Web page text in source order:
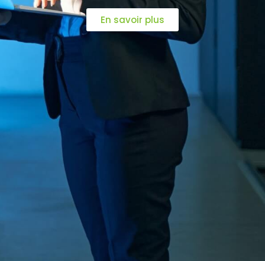
En savoir plus